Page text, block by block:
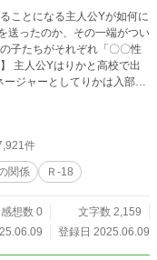
ことになる主人公Yが如何に
送ったのか、その一端がつい
子たちがそれぞれ「〇〇性
ジャーとしてりかは入部す
男からの人気は絶大。標準
とした太ももを生み出しよ
件
関係 Ｒ-18
感想数 0
文字数 2,159
登録日 2025.06.09